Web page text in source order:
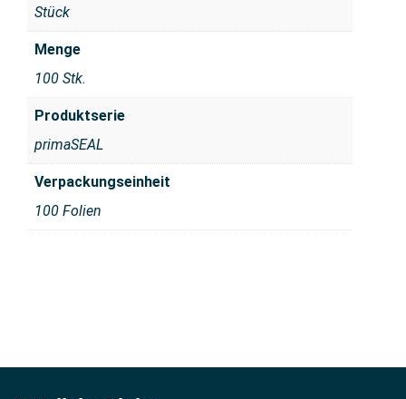
Stück
Menge
100 Stk.
Produktserie
primaSEAL
Verpackungseinheit
100 Folien